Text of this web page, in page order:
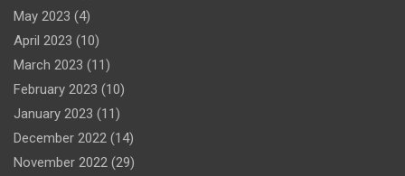
May 2023 (4)
April 2023 (10)
March 2023 (11)
February 2023 (10)
January 2023 (11)
December 2022 (14)
November 2022 (29)